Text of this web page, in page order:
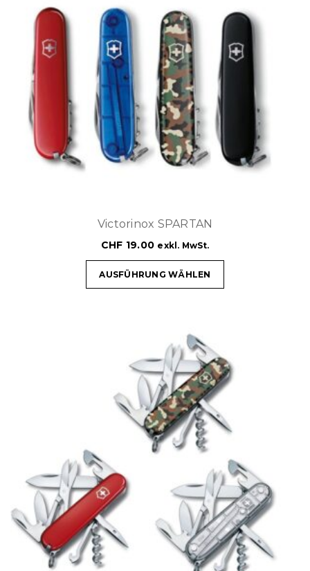
Victorinox SPARTAN
CHF 19.00 exkl. MwSt.
AUSFÜHRUNG WÄHLEN